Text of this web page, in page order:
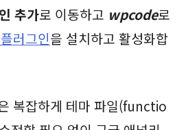
추가로 이동하고 wpcode로
러그인을 설치하고 활성화합
복잡하게 테마 파일(functio